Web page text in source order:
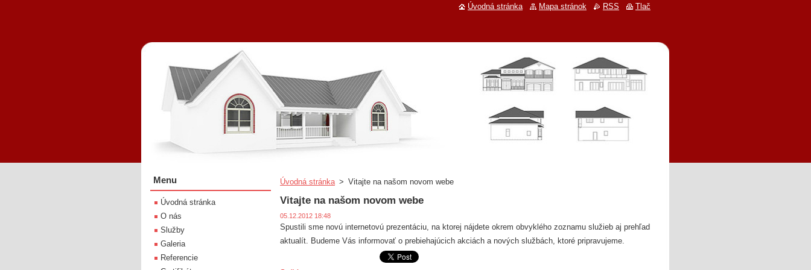
Úvodná stránka > Vitajte na našom novom webe
Vitajte na našom novom webe
05.12.2012 18:48
Spustili sme novú internetovú prezentáciu, na ktorej nájdete okrem obvyklého zoznamu služieb aj prehľad
aktualít. Budeme Vás informovať o prebiehajúcich akciách a nových službách, ktoré pripravujeme.
Menu
Úvodná stránka
O nás
Služby
Galeria
Referencie
Úvodná stránka Mapa stránok RSS Tlač